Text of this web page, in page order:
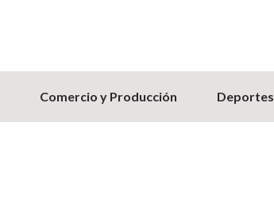
Comercio y Producción Deportes